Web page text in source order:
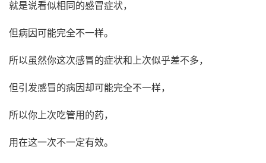
就是说看似相同的感冒症状，
但病因可能完全不一样。
所以虽然你这次感冒的症状和上次似乎差不多，
但引发感冒的病因却可能完全不一样，
所以你上次吃管用的药，
用在这一次不一定有效。